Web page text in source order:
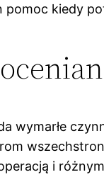
kiedy
wymarłe
i